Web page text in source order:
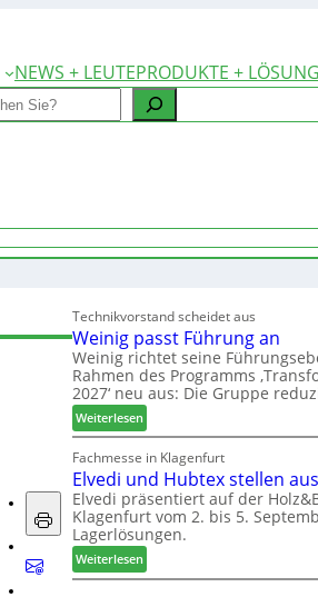
NEWS + LEUTEPRODUKTE +
Technikvorstand scheidet aus
Weinig passt Führung an
Weinig richtet seine
Rahmen des Programms
2027‘ neu aus: Die Gruppe
Weiterlesen:
W
e
i
n
i
g
a
Fachmesse in Klagenfurt
Elvedi und Hubtex stellen aus
Elvedi präsentiert auf der
Klagenfurt vom 2. bis 5.
Lagerlösungen.
Weiterlesen:
E